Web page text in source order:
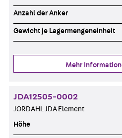
Anzahl der Anker
Gewicht je Lagermengeneinheit
Mehr
JDA12505-0002
JORDAHL JDA Element
Höhe